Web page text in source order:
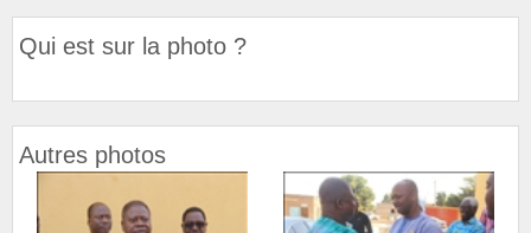
Qui est sur la photo ?
Autres photos